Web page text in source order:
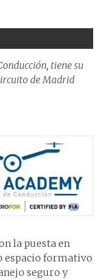
tiene su
de Madrid
la puesta en
espacio formativo
seguro y